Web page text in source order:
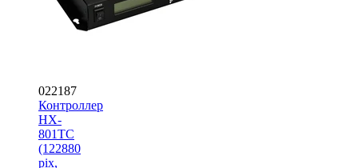
022187
Контроллер
HX-
801TC
(122880
pix,